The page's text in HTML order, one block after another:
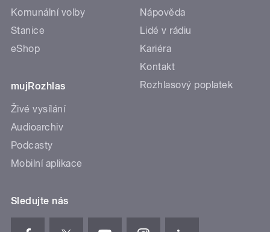
Komunální volby
Stanice
eShop
mujRozhlas
Živé vysílání
Audioarchiv
Podcasty
Mobilní aplikace
Nápověda
Lidé v rádiu
Kariéra
Kontakt
Rozhlasový poplatek
Sledujte nás